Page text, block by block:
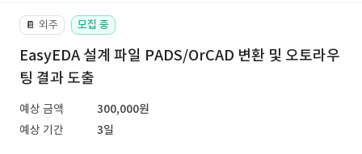
📔 외주 모집 중
EasyEDA 설계 파일 PADS/OrCAD 변환 및 오토라우
팅 결과 도출
예상 금액
300,000원
예상 기간
3일